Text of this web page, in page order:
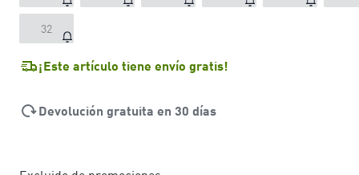
32
¡Este artículo tiene envío gratis!
Devolución gratuita en 30 días